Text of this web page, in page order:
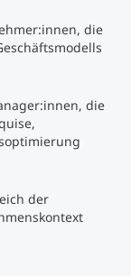
die
die
der